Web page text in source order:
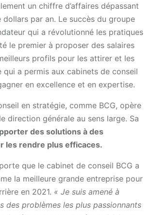
un chiffre d’affaires dépassant
dollars par an. Le succès du groupe
qui a révolutionné les pratiques
le premier à proposer des salaires
profils pour les attirer et les
qui a permis aux cabinets de conseil
en excellence et en expertise.
en stratégie, comme BCG, opère
direction générale au sens large. Sa
des solutions à des
les rendre plus efficaces.
que le cabinet de conseil BCG a
la meilleure grande entreprise pour
en 2021. « Je suis amené à
des problèmes les plus passionnants